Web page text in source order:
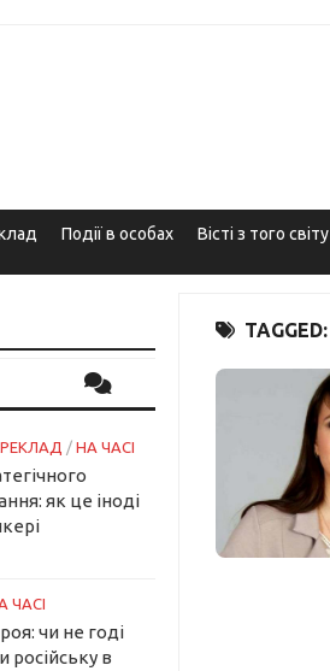
Події в особах Вісті з того світу
TAGGED:
/ НА ЧАСІ
як це іноді
ЧАСІ
чи не годі
російську в